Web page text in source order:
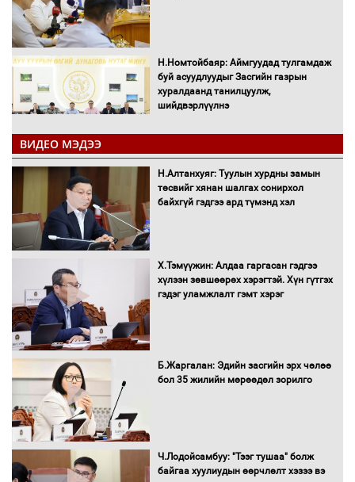
Н.Номтойбаяр: Аймгуудад тулгамдаж
буй асуудлуудыг Засгийн газрын
хуралдаанд танилцуулж,
шийдвэрлүүлнэ
эрэгтэйчүүдийн волейболын тэмцээнд
оролцож байгаа баг тамирчдад
амжилт хүслээ
Автобензин, дизель түлшний онцгой
албан татварыг тэглэлээ
Санхүүгийн хэмнэлтийн горимд эрүүл
мэндийн салбар хамаарахгүй
Нөөцийн махны худалдаа,
борлуулалтыг нээлттэй ил тод
ВИДЕО МЭДЭЭ
Н.Алтанхуяг: Туулын хурдны замын
төсвийг хянан шалгах сонирхол
байхгүй гэдгээ ард түмэнд хэл
Х.Тэмүүжин: Алдаа гаргасан гэдгээ
хүлээн зөвшөөрөх хэрэгтэй. Хүн гүтгэх
гэдэг уламжлалт гэмт хэрэг
Б.Жаргалан: Эдийн засгийн эрх чөлөө
бол 35 жилийн мөрөөдөл зорилго
Ч.Лодойсамбуу: "Тээг тушаа" болж
байгаа хуулиудын өөрчлөлт хэзээ вэ